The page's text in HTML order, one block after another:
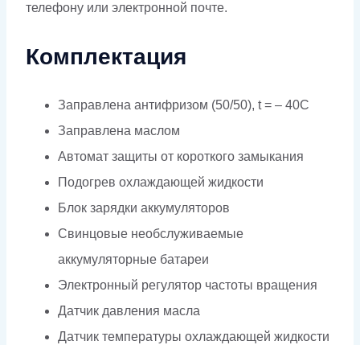
телефону или электронной почте.
Комплектация
Заправлена антифризом (50/50), t = – 40C
Заправлена маслом
Автомат защиты от короткого замыкания
Подогрев охлаждающей жидкости
Блок зарядки аккумуляторов
Свинцовые необслуживаемые
аккумуляторные батареи
Электронный регулятор частоты вращения
Датчик давления масла
Датчик температуры охлаждающей жидкости